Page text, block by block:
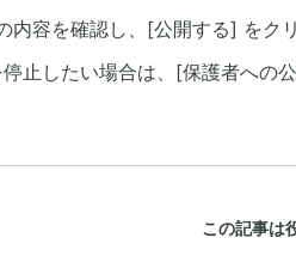
内容を確認し、[公開する] をク
止したい場合は、[保護者への
この記事は